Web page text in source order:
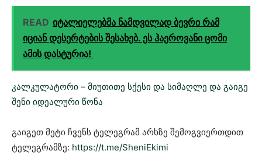
READ იტალიელებმა ნამდვილად ბევრი რამ
იციან დესერტების შესახებ. ეს ჰაეროვანი ცომი
ამის დასტურია! ‍
კალკულატორი – მიუთითე სქესი და სიმაღლე და გაიგე
შენი იდეალური წონა
გაიგეთ მეტი ჩვენს ტელეგრამ არხზე შემოგვიერთდით
ტელეგრამზე: https://t.me/SheniEkimi